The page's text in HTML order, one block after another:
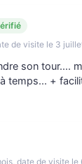
de visite le 3
son tour....
temps... +
date de visite le